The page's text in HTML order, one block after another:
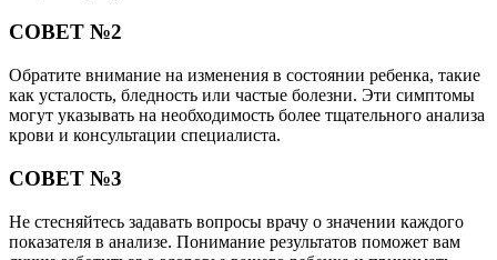
СОВЕТ №2
Обратите внимание на изменения в состоянии ребенка, такие
как усталость, бледность или частые болезни. Эти симптомы
могут указывать на необходимость более тщательного анализа
крови и консультации специалиста.
СОВЕТ №3
Не стесняйтесь задавать вопросы врачу о значении каждого
показателя в анализе. Понимание результатов поможет вам